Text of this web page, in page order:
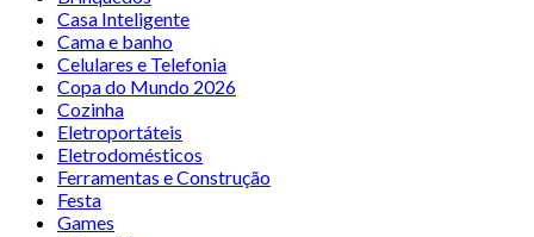
Casa Inteligente
Cama e banho
Celulares e Telefonia
Copa do Mundo 2026
Cozinha
Eletroportáteis
Eletrodomésticos
Ferramentas e Construção
Festa
Games